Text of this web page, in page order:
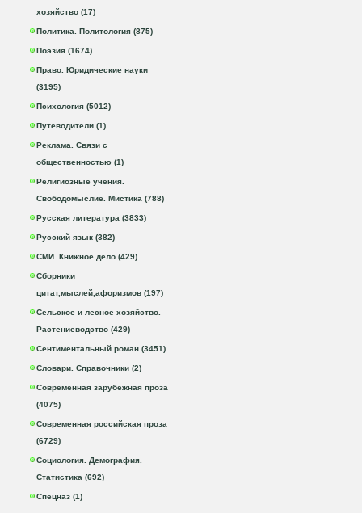
хозяйство (17)
Политика. Политология (875)
Поэзия (1674)
Право. Юридические науки
(3195)
Психология (5012)
Путеводители (1)
Реклама. Связи с
общественностью (1)
Религиозные учения.
Свободомыслие. Мистика (788)
Русская литература (3833)
Русский язык (382)
СМИ. Книжное дело (429)
Сборники
цитат,мыслей,афоризмов (197)
Сельское и лесное хозяйство.
Растениеводство (429)
Сентиментальный роман (3451)
Словари. Справочники (2)
Современная зарубежная проза
(4075)
Современная российская проза
(6729)
Социология. Демография.
Статистика (692)
Спецназ (1)